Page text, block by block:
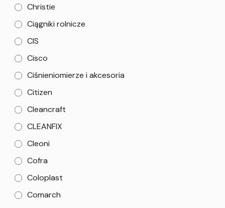
Christie
Ciągniki rolnicze
CIS
Cisco
Ciśnieniomierze i akcesoria
Citizen
Cleancraft
CLEANFIX
Cleoni
Cofra
Coloplast
Comarch